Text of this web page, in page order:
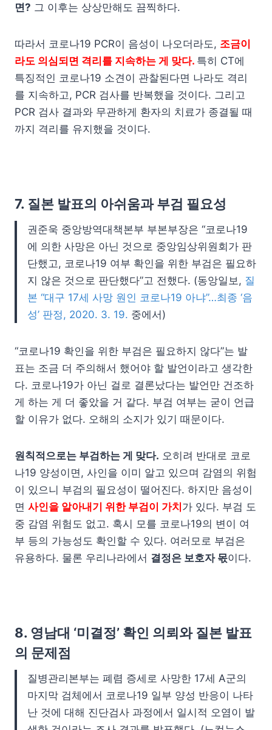
면? 그 이후는 상상만해도 끔찍하다.
따라서 코로나19 PCR이 음성이 나오더라도, 조금이
라도 의심되면 격리를 지속하는 게 맞다. 특히 CT에
특징적인 코로나19 소견이 관찰된다면 나라도 격리
를 지속하고, PCR 검사를 반복했을 것이다. 그리고
PCR 검사 결과와 무관하게 환자의 치료가 종결될 때
까지 격리를 유지했을 것이다.
7. 질본 발표의 아쉬움과 부검 필요성
권준욱 중앙방역대책본부 부본부장은 “코로나19
에 의한 사망은 아닌 것으로 중앙임상위원회가 판
단했고, 코로나19 여부 확인을 위한 부검은 필요하
지 않은 것으로 판단했다”고 전했다. (동앙일보, 질
본 “대구 17세 사망 원인 코로나19 아냐”…최종 ‘음
성’ 판정, 2020. 3. 19. 중에서)
“코로나19 확인을 위한 부검은 필요하지 않다”는 발
표는 조금 더 주의해서 했어야 할 발언이라고 생각한
다. 코로나19가 아닌 걸로 결론났다는 발언만 건조하
게 하는 게 더 좋았을 거 같다. 부검 여부는 굳이 언급
할 이유가 없다. 오해의 소지가 있기 때문이다.
원칙적으로는 부검하는 게 맞다. 오히려 반대로 코로
나19 양성이면, 사인을 이미 알고 있으며 감염의 위험
이 있으니 부검의 필요성이 떨어진다. 하지만 음성이
면 사인을 알아내기 위한 부검이 가치가 있다. 부검 도
중 감염 위험도 없고. 혹시 모를 코로나19의 변이 여
부 등의 가능성도 확인할 수 있다. 여러모로 부검은
유용하다. 물론 우리나라에서 결정은 보호자 몫이다.
8. 영남대 ‘미결정’ 확인 의뢰와 질본 발표
의 문제점
질병관리본부는 폐렴 증세로 사망한 17세 A군의
마지막 검체에서 코로나19 일부 양성 반응이 나타
난 것에 대해 진단검사 과정에서 일시적 오염이 발